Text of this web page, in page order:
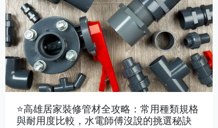
⭐高雄居家裝修管材全攻略：常用種類規格
與耐用度比較，水電師傅沒說的挑選秘訣